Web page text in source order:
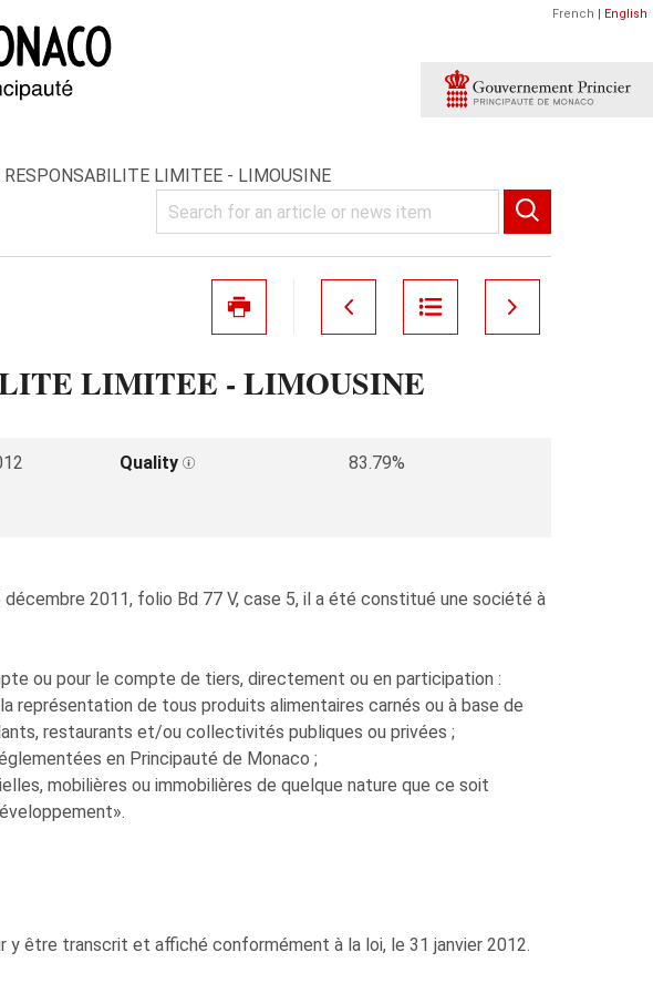
French | English
RESPONSABILITE LIMITEE - LIMOUSINE
LIMITEE - LIMOUSINE
Quality
83.79%
2011, folio Bd 77 V, case 5, il a été constitué une société à
ou pour le compte de tiers, directement ou en participation :
représentation de tous produits alimentaires carnés ou à base de
restaurants et/ou collectivités publiques ou privées ;
en Principauté de Monaco ;
mobilières ou immobilières de quelque nature que ce soit
y être transcrit et affiché conformément à la loi, le 31 janvier 2012.